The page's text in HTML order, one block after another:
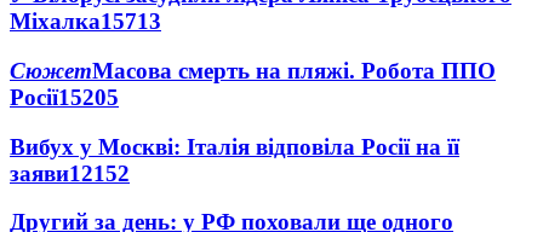
Міхалка15713
СюжетМасова смерть на пляжі. Робота ППО
Росії15205
Вибух у Москві: Італія відповіла Росії на її
заяви12152
Другий за день: у РФ поховали ще одного